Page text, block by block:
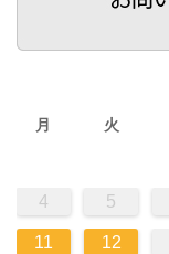
月 火
4 5
11 12